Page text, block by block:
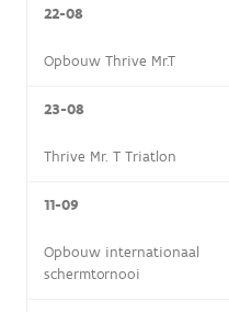
22-08
Opbouw Thrive Mr.T
23-08
Thrive Mr. T Triatlon
11-09
Opbouw internationaal
schermtornooi